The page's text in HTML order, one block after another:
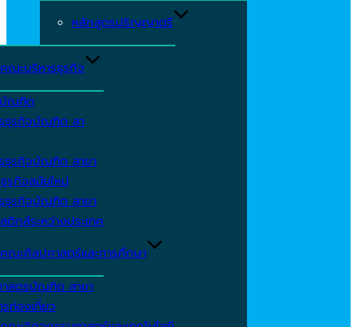
หลักสูตรปริญญาตรี
คณะบริหารธุรกิจ
ณฑิต
ธุรกิจบัณฑิต สา
ธุรกิจบัณฑิต สาขา
รกิจสมัยใหม่
ธุรกิจบัณฑิต สาขา
ติกส์ระหว่างประเทศ
คณะศิลปศาสตร์และการศึกษา
สตรบัณฑิต สาขา
ท่องเที่ยว